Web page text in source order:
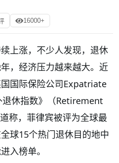
16000+
上涨，不少人发现，退休
，经济压力越来越大。近
国际保险公司Expatriate
休指数》（Retirement
称，菲律宾被评为全球最
球15个热门退休目的地中
入榜单。